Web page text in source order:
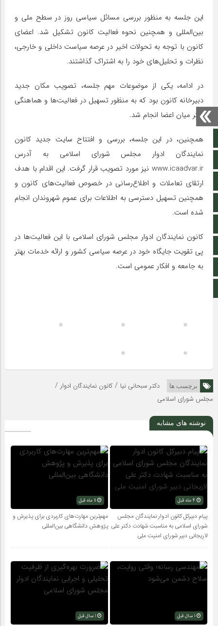
صفحه نخست
تالار گفتمان
اپلیکیشن سایت
سروش
اینستاگرام
این جلسه به منظور بررسی مسائل سیاسی روز در سطح ملی و
بین‌المللی و همچنین نحوه فعالیت کانون تشکیل شد. اعضای
کانون با توجه به تحولات اخیر در عرصه سیاست داخلی و خارجی،
نظرات و تحلیل‌های خود را به اشتراک گذاشتند.
در ادامه، یکی از موضوعات مهم جلسه، تصویب مکان جدید
دبیرخانه کانون بود که به منظور تسهیل در فعالیت‌ها و هماهنگی
بهتر میان اعضا انجام شد.
همچنین، در این جلسه، بررسی و افتتاح سایت جدید کانون
نمایندگان ادوار مجلس شورای اسلامی به آدرس
www.icaadvar.ir نیز مورد تصویب قرار گرفت. این اقدام با هدف
ارتقای تعاملات و اطلاع‌رسانی در خصوص فعالیت‌های کانون و
همچنین تسهیل دسترسی به اطلاعات برای عموم شهروندان انجام
شده است.
کانون نمایندگان ادوار مجلس شورای اسلامی با این فعالیت‌ها در
پی تقویت جایگاه خود در عرصه سیاسی کشور و ارائه خدمات بهتر
به جامعه و افکار عمومی است.
برچسب ها دکتر سبحانی نیا /کانون نمایندگان ادوار /
مجلس شورای اسلامی
نوشته های مشابه
4 ماه قبل
پیام دبیرکل کانون ادوار نمایندگان مجلس
شورای اسلامی به مناسبت شهادت دکتر علی
لاریجانی دبیر شورای امنیت ملی
مهم‌ترین مهارت‌های کاربردی برای پذیرش و
پژوهش دانشگاهی بین‌المللی
1 سال قبل